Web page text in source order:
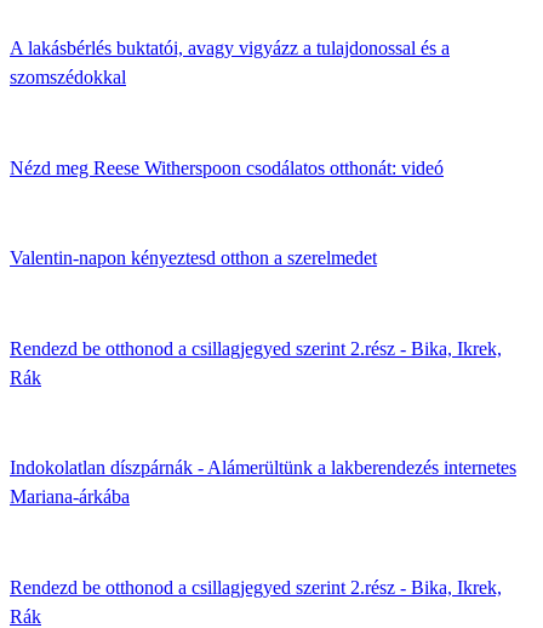
A lakásbérlés buktatói, avagy vigyázz a tulajdonossal és a
szomszédokkal
Nézd meg Reese Witherspoon csodálatos otthonát: videó
Valentin-napon kényeztesd otthon a szerelmedet
Rendezd be otthonod a csillagjegyed szerint 2.rész - Bika, Ikrek,
Rák
Indokolatlan díszpárnák - Alámerültünk a lakberendezés internetes
Mariana-árkába
Rendezd be otthonod a csillagjegyed szerint 2.rész - Bika, Ikrek,
Rák